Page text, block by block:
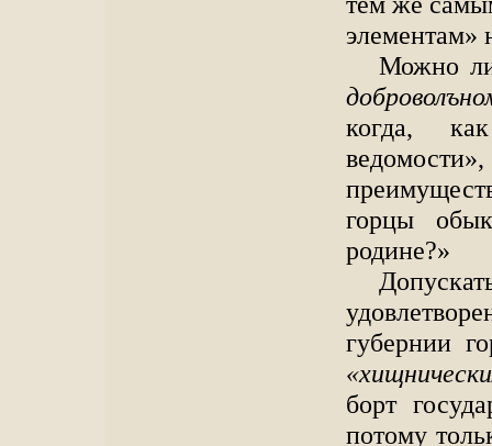
элементам»
Можно ли
когда,
горцы
родине?»
губернии
борт
потому